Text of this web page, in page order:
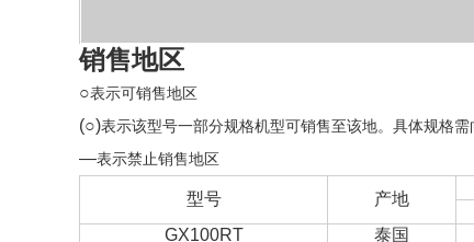
销售地区
○表示可销售地区
(○)表示该型号一部分规格机型可销售至该地。具体规格
—表示禁止销售地区
型号 产地
GX100RT
泰国